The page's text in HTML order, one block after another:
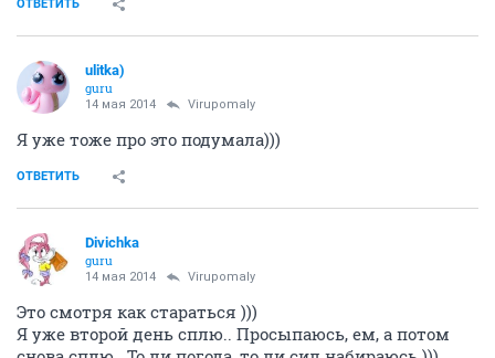
ОТВЕТИТЬ
ulitka)
guru
14 мая 2014 Virupomaly
Я уже тоже про это подумала)))
ОТВЕТИТЬ
Divichka
guru
14 мая 2014 Virupomaly
Это смотря как стараться )))
Я уже второй день сплю.. Просыпаюсь, ем, а потом